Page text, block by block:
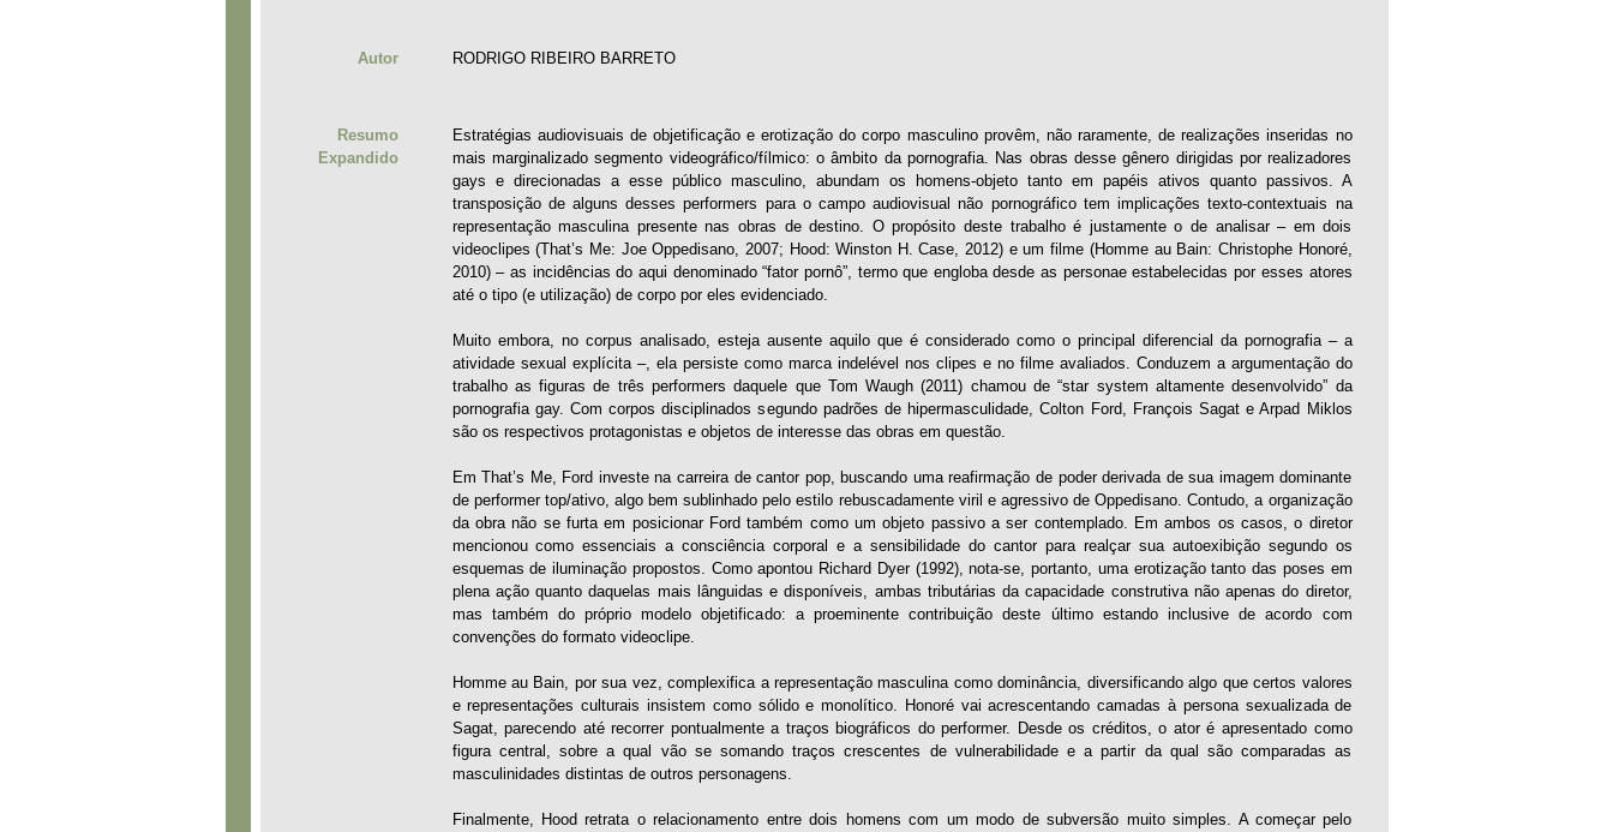
Autor RODRIGO RIBEIRO BARRETO
Resumo
Expandido
Estratégias audiovisuais de objetificação e erotização do corpo masculino provêm, não raramente, de realizações inseridas no
mais marginalizado segmento videográfico/fílmico: o âmbito da pornografia. Nas obras desse gênero dirigidas por realizadores
gays e direcionadas a esse público masculino, abundam os homens-objeto tanto em papéis ativos quanto passivos. A
transposição de alguns desses performers para o campo audiovisual não pornográfico tem implicações texto-contextuais na
representação masculina presente nas obras de destino. O propósito deste trabalho é justamente o de analisar – em dois
videoclipes (That’s Me: Joe Oppedisano, 2007; Hood: Winston H. Case, 2012) e um filme (Homme au Bain: Christophe Honoré,
2010) – as incidências do aqui denominado “fator pornô”, termo que engloba desde as personae estabelecidas por esses atores
até o tipo (e utilização) de corpo por eles evidenciado.
Muito embora, no corpus analisado, esteja ausente aquilo que é considerado como o principal diferencial da pornografia – a
atividade sexual explícita –, ela persiste como marca indelével nos clipes e no filme avaliados. Conduzem a argumentação do
trabalho as figuras de três performers daquele que Tom Waugh (2011) chamou de “star system altamente desenvolvido” da
pornografia gay. Com corpos disciplinados segundo padrões de hipermasculidade, Colton Ford, François Sagat e Arpad Miklos
são os respectivos protagonistas e objetos de interesse das obras em questão.
Em That’s Me, Ford investe na carreira de cantor pop, buscando uma reafirmação de poder derivada de sua imagem dominante
de performer top/ativo, algo bem sublinhado pelo estilo rebuscadamente viril e agressivo de Oppedisano. Contudo, a organização
da obra não se furta em posicionar Ford também como um objeto passivo a ser contemplado. Em ambos os casos, o diretor
mencionou como essenciais a consciência corporal e a sensibilidade do cantor para realçar sua autoexibição segundo os
esquemas de iluminação propostos. Como apontou Richard Dyer (1992), nota-se, portanto, uma erotização tanto das poses em
plena ação quanto daquelas mais lânguidas e disponíveis, ambas tributárias da capacidade construtiva não apenas do diretor,
mas também do próprio modelo objetificado: a proeminente contribuição deste último estando inclusive de acordo com
convenções do formato videoclipe.
Homme au Bain, por sua vez, complexifica a representação masculina como dominância, diversificando algo que certos valores
e representações culturais insistem como sólido e monolítico. Honoré vai acrescentando camadas à persona sexualizada de
Sagat, parecendo até recorrer pontualmente a traços biográficos do performer. Desde os créditos, o ator é apresentado como
figura central, sobre a qual vão se somando traços crescentes de vulnerabilidade e a partir da qual são comparadas as
masculinidades distintas de outros personagens.
Finalmente, Hood retrata o relacionamento entre dois homens com um modo de subversão muito simples. A começar pelo